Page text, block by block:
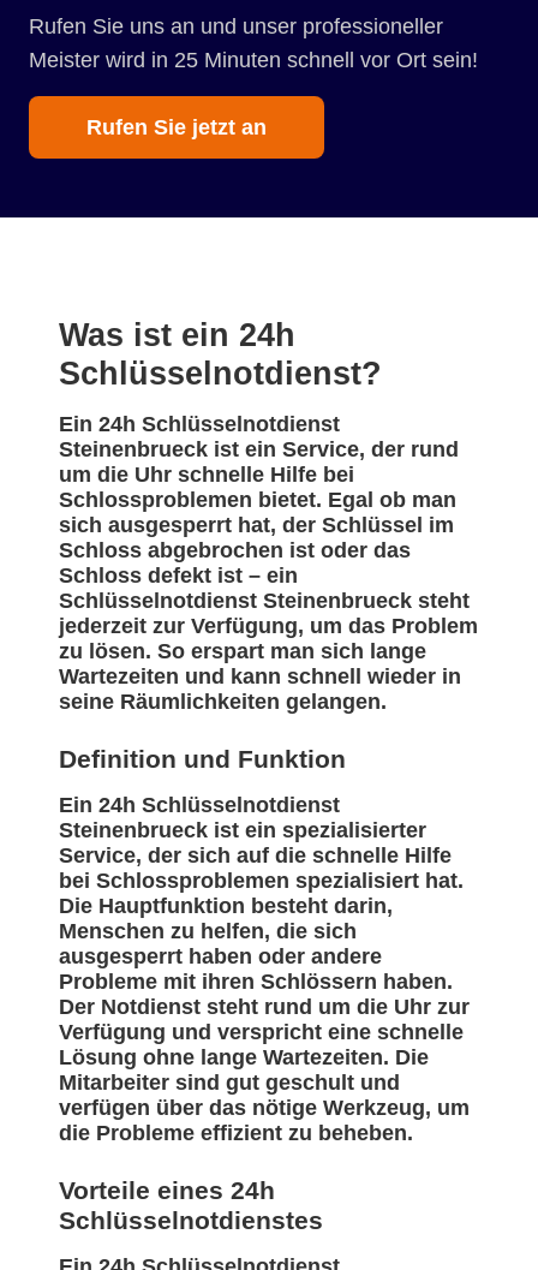
Rufen Sie uns an und unser professioneller
Meister wird in 25 Minuten schnell vor Ort sein!
Rufen Sie jetzt an
Was ist ein 24h
Schlüsselnotdienst?
Ein 24h Schlüsselnotdienst
Steinenbrueck ist ein Service, der rund
um die Uhr schnelle Hilfe bei
Schlossproblemen bietet. Egal ob man
sich ausgesperrt hat, der Schlüssel im
Schloss abgebrochen ist oder das
Schloss defekt ist – ein
Schlüsselnotdienst Steinenbrueck steht
jederzeit zur Verfügung, um das Problem
zu lösen. So erspart man sich lange
Wartezeiten und kann schnell wieder in
seine Räumlichkeiten gelangen.
Definition und Funktion
Ein 24h Schlüsselnotdienst
Steinenbrueck ist ein spezialisierter
Service, der sich auf die schnelle Hilfe
bei Schlossproblemen spezialisiert hat.
Die Hauptfunktion besteht darin,
Menschen zu helfen, die sich
ausgesperrt haben oder andere
Probleme mit ihren Schlössern haben.
Der Notdienst steht rund um die Uhr zur
Verfügung und verspricht eine schnelle
Lösung ohne lange Wartezeiten. Die
Mitarbeiter sind gut geschult und
verfügen über das nötige Werkzeug, um
die Probleme effizient zu beheben.
Vorteile eines 24h
Schlüsselnotdienstes